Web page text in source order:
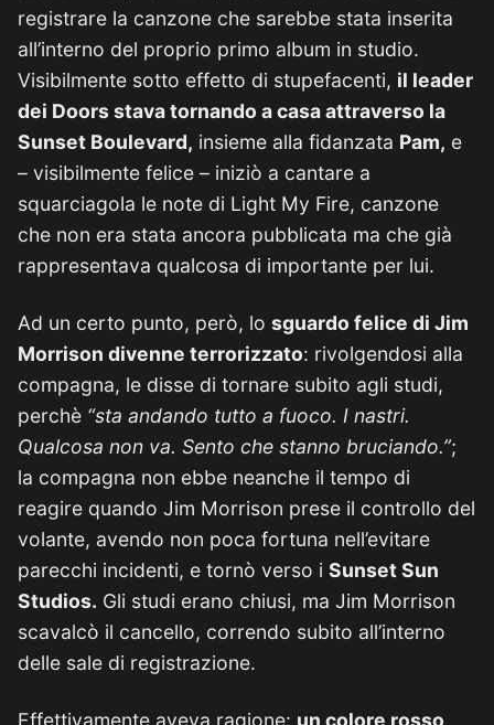
registrare la canzone che sarebbe stata inserita
all’interno del proprio primo album in studio.
Visibilmente sotto effetto di stupefacenti, il leader
dei Doors stava tornando a casa attraverso la
Sunset Boulevard, insieme alla fidanzata Pam, e
– visibilmente felice – iniziò a cantare a
squarciagola le note di Light My Fire, canzone
che non era stata ancora pubblicata ma che già
rappresentava qualcosa di importante per lui.
Ad un certo punto, però, lo sguardo felice di Jim
Morrison divenne terrorizzato: rivolgendosi alla
compagna, le disse di tornare subito agli studi,
perchè “sta andando tutto a fuoco. I nastri.
Qualcosa non va. Sento che stanno bruciando.”;
la compagna non ebbe neanche il tempo di
reagire quando Jim Morrison prese il controllo del
volante, avendo non poca fortuna nell’evitare
parecchi incidenti, e tornò verso i Sunset Sun
Studios. Gli studi erano chiusi, ma Jim Morrison
scavalcò il cancello, correndo subito all’interno
delle sale di registrazione.
Effettivamente aveva ragione: un colore rosso